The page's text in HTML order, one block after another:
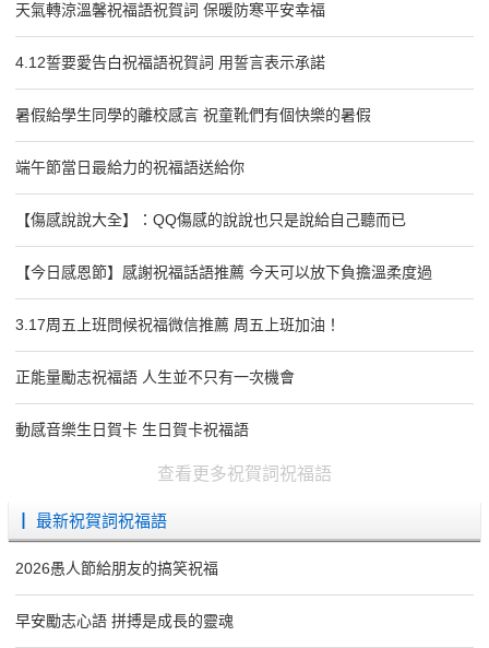
天氣轉涼溫馨祝福語祝賀詞 保暖防寒平安幸福
4.12誓要愛告白祝福語祝賀詞 用誓言表示承諾
暑假給學生同學的離校感言 祝童靴們有個快樂的暑假
端午節當日最給力的祝福語送給你
【傷感說說大全】：QQ傷感的說說也只是說給自己聽而已
【今日感恩節】感謝祝福話語推薦 今天可以放下負擔溫柔度過
3.17周五上班問候祝福微信推薦 周五上班加油！
正能量勵志祝福語 人生並不只有一次機會
動感音樂生日賀卡 生日賀卡祝福語
查看更多祝賀詞祝福語
┃ 最新祝賀詞祝福語
2026愚人節給朋友的搞笑祝福
早安勵志心語 拼搏是成長的靈魂